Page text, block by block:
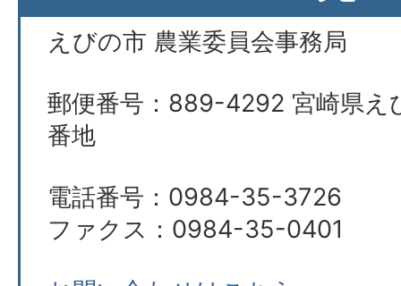
えびの市 農業委員会事務局
郵便番号：889-4292 宮崎県え
番地
電話番号：0984-35-3726
ファクス：0984-35-0401